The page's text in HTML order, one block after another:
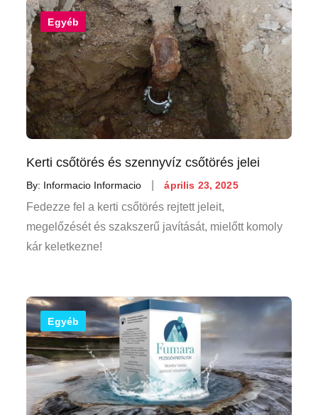
Egyéb
Kerti csőtörés és szennyvíz csőtörés jelei
By: Informacio Informacio
Posted
on
április 23, 2025
Fedezze fel a kerti csőtörés rejtett jeleit,
megelőzését és szakszerű javítását, mielőtt komoly
kár keletkezne!
Egyéb